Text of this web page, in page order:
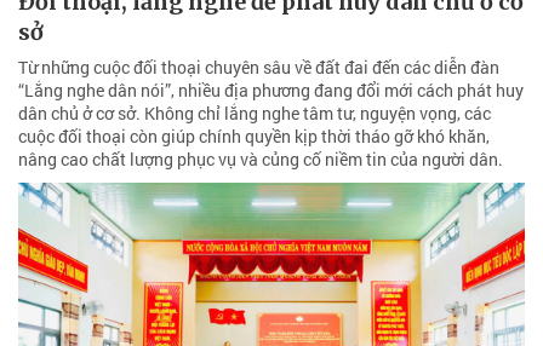
sở
Từ những cuộc đối thoại chuyên sâu về đất đai đến các diễn đàn
“Lắng nghe dân nói”, nhiều địa phương đang đổi mới cách phát huy
dân chủ ở cơ sở. Không chỉ lắng nghe tâm tư, nguyện vọng, các
cuộc đối thoại còn giúp chính quyền kịp thời tháo gỡ khó khăn,
nâng cao chất lượng phục vụ và củng cố niềm tin của người dân.